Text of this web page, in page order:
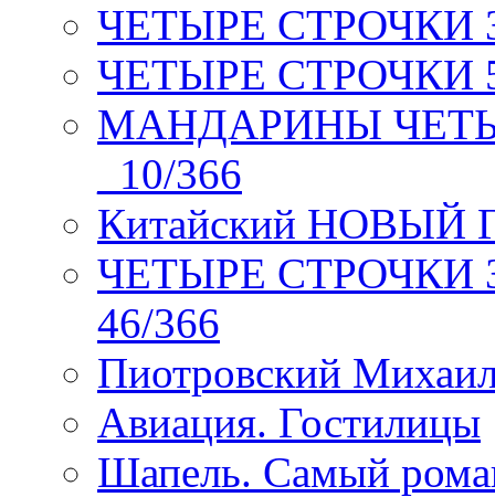
ЧЕТЫРЕ СТРОЧКИ 3
ЧЕТЫРЕ СТРОЧКИ 5
МАНДАРИНЫ
_10/366
Китайский НОВЫЙ
ЧЕТЫРЕ СТРОЧКИ
46/366
Пиотровский
Авиация. Гостилицы
Шапель. Самый